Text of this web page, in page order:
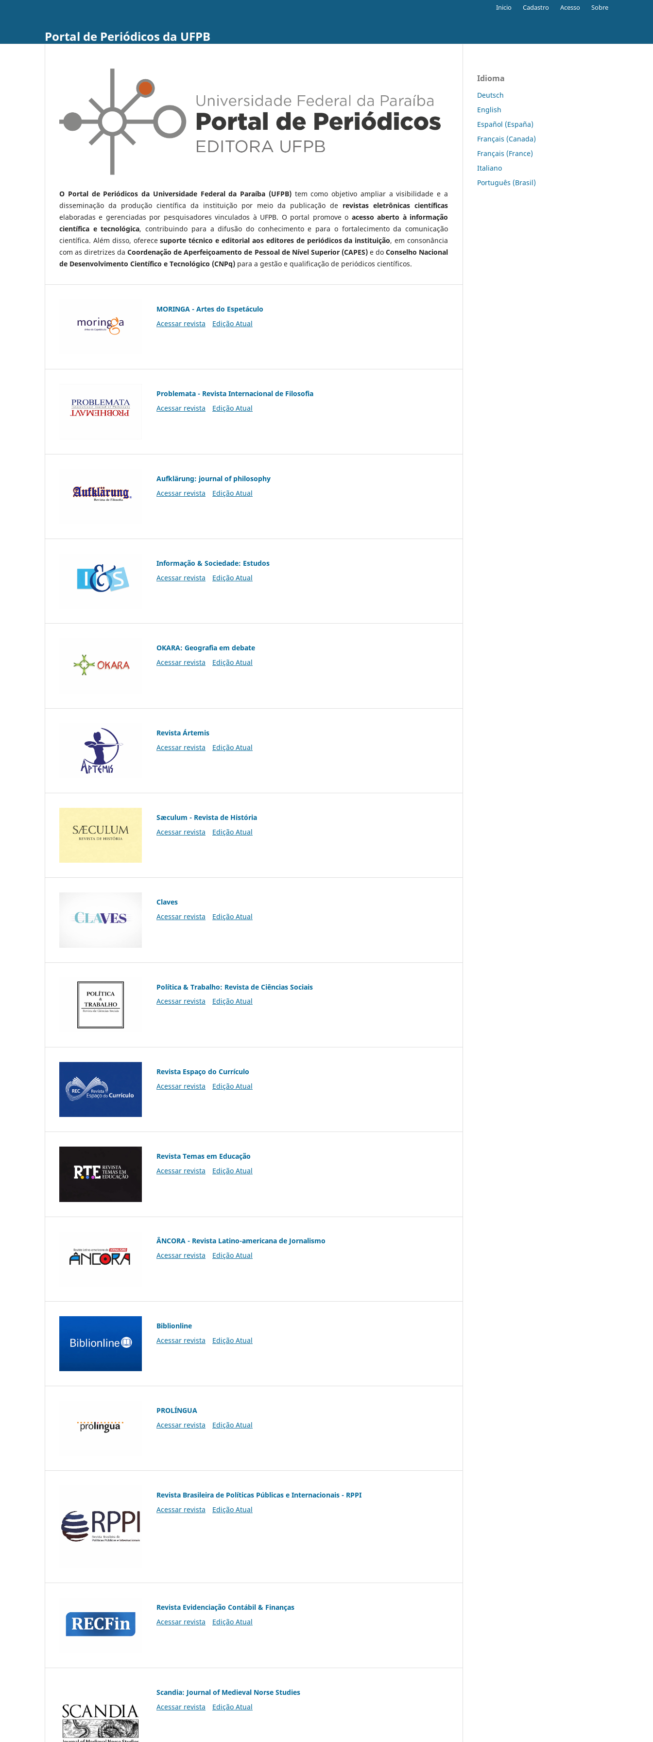
Portal de Periódicos da UFPB
Inicio Cadastro Acesso Sobre
O Portal de Periódicos da Universidade Federal da Paraíba (UFPB)tem como objetivo ampliar a visibilidade e a
disseminação da produção científica da instituição por meio da publicação de revistas eletrônicas científicas
elaboradas e gerenciadas por pesquisadores vinculados à UFPB. O portal promove o acesso aberto à informação
científica e tecnológica, contribuindo para a difusão do conhecimento e para o fortalecimento da comunicação
científica. Além disso, oferecesuporte técnico e editorial aos editores de periódicos da instituição, em consonância
com as diretrizes daCoordenação de Aperfeiçoamento de Pessoal de Nível Superior (CAPES)e do Conselho Nacional
de Desenvolvimento Científico e Tecnológico (CNPq) para a gestão e qualificação de periódicos científicos.
MORINGA - Artes do Espetáculo
Acessar revista
Edição Atual
Problemata - Revista Internacional de Filosofia
Acessar revista
Edição Atual
Aufklärung: journal of philosophy
Acessar revista
Edição Atual
Informação & Sociedade: Estudos
Acessar revista
Edição Atual
OKARA: Geografia em debate
Acessar revista
Edição Atual
Revista Ártemis
Acessar revista
Edição Atual
Sæculum - Revista de História
Acessar revista
Edição Atual
Claves
Acessar revista
Edição Atual
Política & Trabalho: Revista de Ciências Sociais
Acessar revista
Edição Atual
Revista Espaço do Currículo
Acessar revista
Edição Atual
Revista Temas em Educação
Acessar revista
Edição Atual
ÂNCORA - Revista Latino-americana de Jornalismo
Acessar revista
Edição Atual
Biblionline
Acessar revista
Edição Atual
PROLÍNGUA
Acessar revista
Edição Atual
Revista Brasileira de Políticas Públicas e Internacionais - RPPI
Acessar revista
Edição Atual
Revista Evidenciação Contábil & Finanças
Acessar revista
Edição Atual
Scandia: Journal of Medieval Norse Studies
Acessar revista
Edição Atual
Idioma
Deutsch
English
Español (España)
Français (Canada)
Français (France)
Italiano
Português (Brasil)